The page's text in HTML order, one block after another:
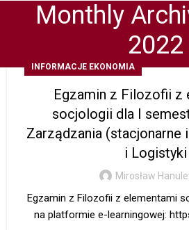
Monthly
2022
INFORMACJE EKONOMIA
Egzamin z Filozofii z
socjologii dla I
Zarządzania (stacjonarne
i Logistyki
Mirosław
Egzamin z Filozofii z elementami
na platformie e-learningowej: